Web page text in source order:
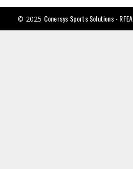
© 2025 Conersys Sports Solutions - RFEA